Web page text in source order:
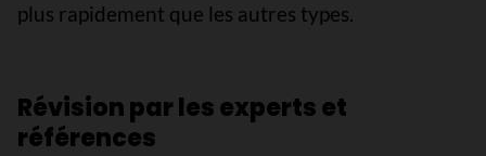
plus rapidement que les autres types.
Révision par les experts et
références